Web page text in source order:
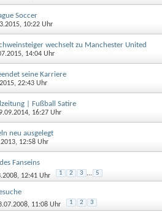
Soccer
10:22 Uhr
wechselt zu Manchester United
14:04 Uhr
seine Karriere
22:43 Uhr
| Fußball Satire
16:27 Uhr
neu ausgelegt
12:58 Uhr
Fanseins
12:41 Uhr 1 2 3 ... 5
11:08 Uhr 1 2 3